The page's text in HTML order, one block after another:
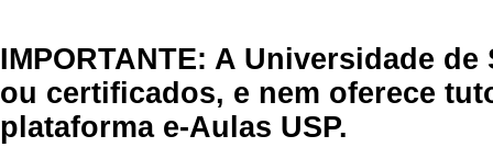
IMPORTANTE: A Universidade
ou certificados, e nem oferece
plataforma e-Aulas USP.